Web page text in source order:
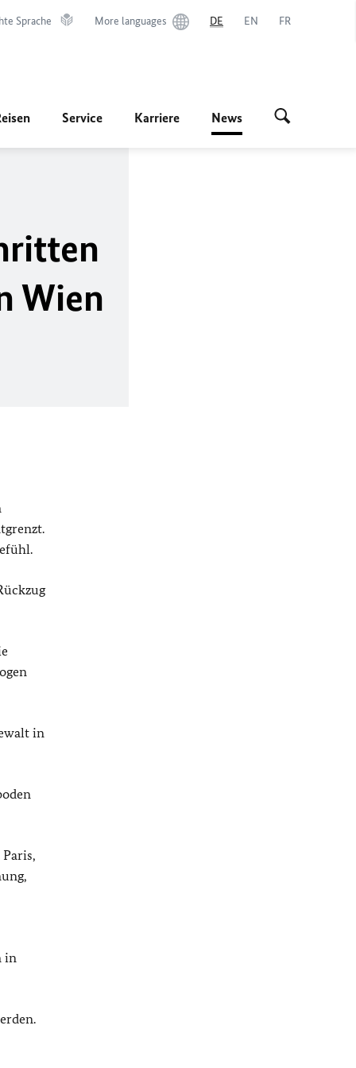
Sprache More languages DE EN FR
Service Karriere News
Wien
in
in